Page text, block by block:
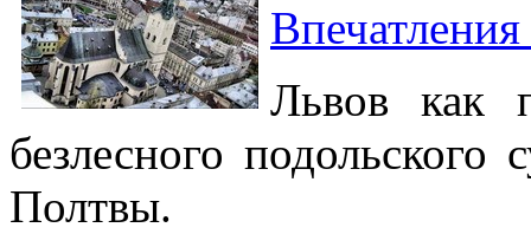
Впечатления
Львов как
безлесного
Полтвы.